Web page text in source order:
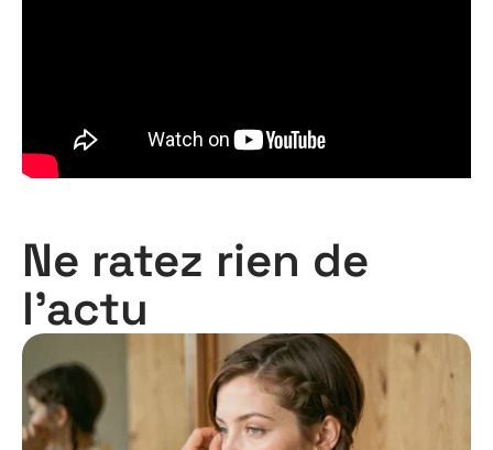
Ne ratez rien de
l'actu